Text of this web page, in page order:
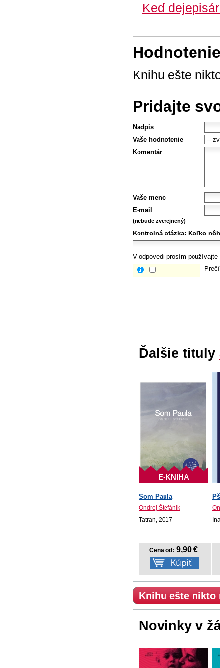
Keď
Knihu ešte
Pridajte
Nadpis
Vaše hodnotenie
Komentár
Vaše meno
E-mail
(nebude zverejnený)
Kontrolná otázka: Koľko
V odpovedi prosím
Ďalšie tituly
E-KNIHA
Som Paula
Ondrej Štefánik
Tatran, 2017
Cena od: 9,90 €
Knihu ešte nikto
Novinky v